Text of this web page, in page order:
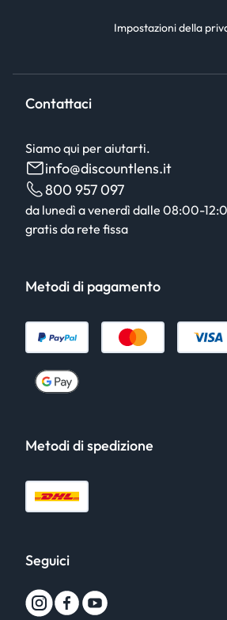
Impostazioni della
Contattaci
Siamo qui per aiutarti.
info@discountlens.it
800 957 097
da lunedì a venerdì dalle 08:00-
gratis da rete fissa
Metodi di pagamento
Metodi di spedizione
Seguici